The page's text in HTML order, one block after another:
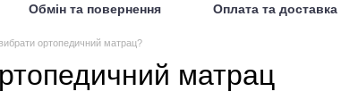
Обмін та повернення Оплата та доставка
ортопедичний матрац?
матрац